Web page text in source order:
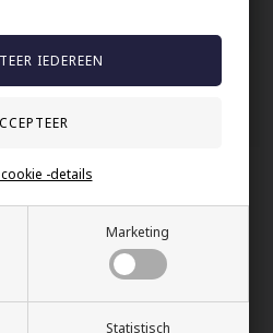
Marketing
Statistisch
-details
hebben ook